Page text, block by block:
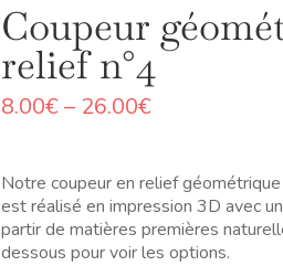
Coupeur
relief n°4
8.00€– 26.00€Price
through
26.00€
Notre coupeur en relief
est réalisé en impression 3D avec
partir de matières premières
dessous pour voir les options.